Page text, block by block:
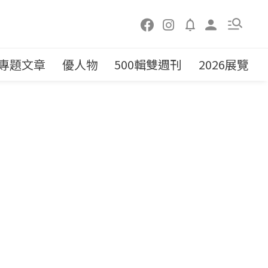
題文章 優人物 500輯雙週刊 2026展覽